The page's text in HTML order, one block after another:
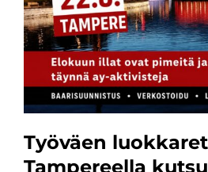
Työväen
Tampereella